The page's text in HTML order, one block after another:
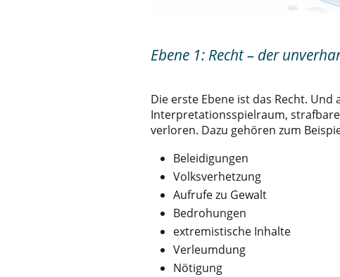
Ebene 1: Recht – der
Die erste Ebene ist das Recht. Und
Interpretationsspielraum,
verloren. Dazu gehören zum
Beleidigungen
Volksverhetzung
Aufrufe zu Gewalt
Bedrohungen
extremistische Inhalte
Verleumdung
Nötigung